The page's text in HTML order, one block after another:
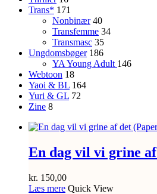
Trans* 171
Nonbinær 40
Transfemme 34
Transmasc 35
Ungdomsbøger 186
YA Young Adult 146
Webtoon 18
Yaoi & BL 164
Yuri & GL 72
Zine 8
En dag vil vi grine
kr. 150,00
Læs mere Quick View